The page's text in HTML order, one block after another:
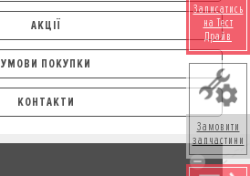
АКЦІЇ
УМОВИ ПОКУПКИ
КОНТАКТИ
Записатись
на Тест
Драйв
Замовити
запчастини